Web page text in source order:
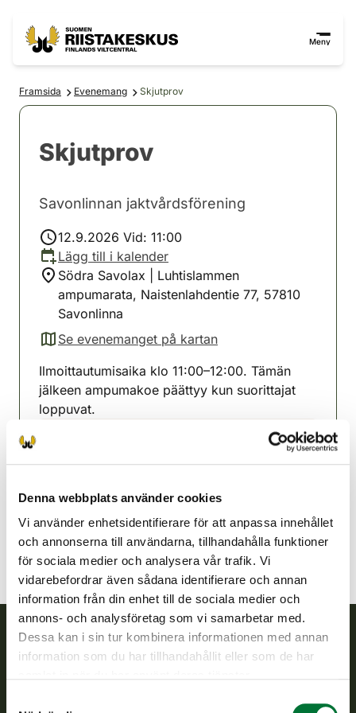
Denna webbplats använder cookies
Vi använder enhetsidentifierare för att anpassa innehållet
och annonserna till användarna, tillhandahålla funktioner
för sociala medier och analysera vår trafik. Vi
vidarebefordrar även sådana identifierare och annan
information från din enhet till de sociala medier och
annons- och analysföretag som vi samarbetar med.
Dessa kan i sin tur kombinera informationen med annan
information som du har tillhandahållit eller som de har
Meny
Framsida Evenemang Skjutprov
Skjutprov
Savonlinnan jaktvårdsförening
12.9.2026 Vid: 11:00
Lägg till i kalender
Södra Savolax | Luhtislammen
ampumarata, Naistenlahdentie 77, 57810
Savonlinna
Se evenemanget på kartan
(avautuu uuteen välilehteen)
Ilmoittautumisaika klo 11:00–12:00. Tämän
jälkeen ampumakoe päättyy kun suorittajat
loppuvat.
Södra Savolax
savonlinna@rhy.riista.fi
Finlands viltcentral